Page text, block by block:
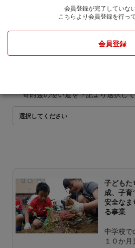
寄附金の使い道を下記より選択し
選択してください
子どもた
成、子育
安全なま
る事業
中学校で
１０か月
会員登録が完了していな
こちらより会員登録を行っ
会員登録